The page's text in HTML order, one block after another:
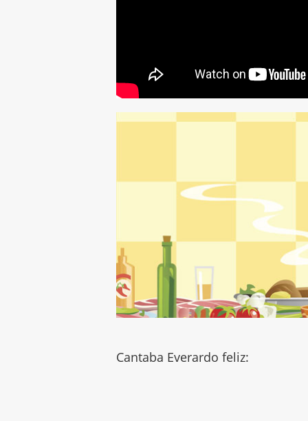
Cantaba Everardo feliz: